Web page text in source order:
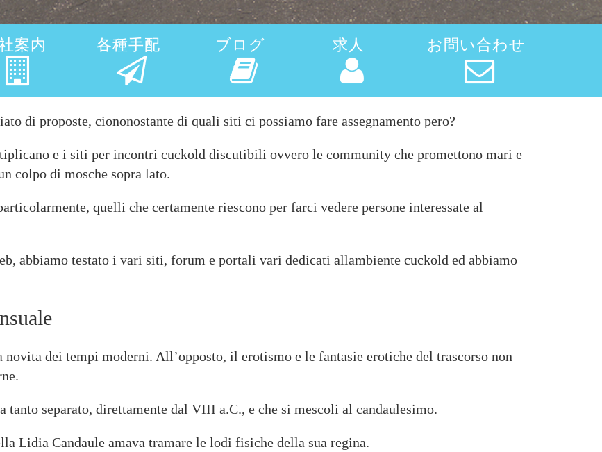
案内 各種手配 ブログ 求人 お問い合わせ
di proposte, ciononostante di quali siti ci possiamo fare assegnamento pero?
e i siti per incontri cuckold discutibili ovvero le community che promettono mari e
colpo di mosche sopra lato.
quelli che certamente riescono per farci vedere persone interessate al
abbiamo testato i vari siti, forum e portali vari dedicati allambiente cuckold ed abbiamo
dei tempi moderni. All’opposto, il erotismo e le fantasie erotiche del trascorso non
separato, direttamente dal VIII a.C., e che si mescoli al candaulesimo.
Lidia Candaule amava tramare le lodi fisiche della sua regina.